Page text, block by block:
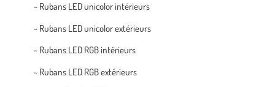
~ Rubans LED unicolor intérieurs
~ Rubans LED unicolor extérieurs
~ Rubans LED RGB intérieurs
~ Rubans LED RGB extérieurs